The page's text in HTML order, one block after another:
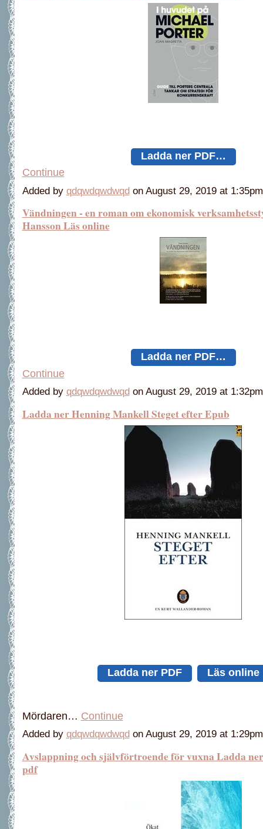
Ladda ner PDF…
Continue
Added by qdqwdqwdwqdon August 29, 2019 at
Vändningen - en roman om ekonomisk
Hansson Läs online
Ladda ner PDF…
Continue
Added by qdqwdqwdwqdon August 29, 2019 at
Ladda ner Henning Mankell Steget efter Epub
Ladda ner PDF Läs online
Mördaren… Continue
Added by qdqwdqwdwqdon August 29, 2019 at
Avslappning och självförtroende för vuxna Ladda
pdf